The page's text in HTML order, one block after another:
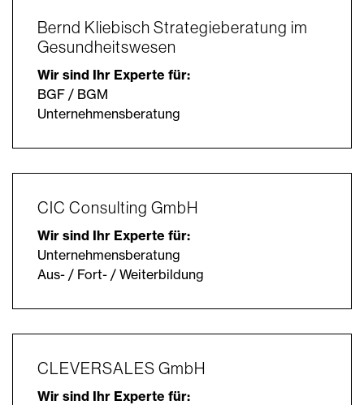
Bernd Kliebisch Strategieberatung im
Gesundheitswesen
Wir sind Ihr Experte für:
BGF / BGM
Unternehmensberatung
CIC Consulting GmbH
Wir sind Ihr Experte für:
Unternehmensberatung
Aus- / Fort- / Weiterbildung
CLEVERSALES GmbH
Wir sind Ihr Experte für: